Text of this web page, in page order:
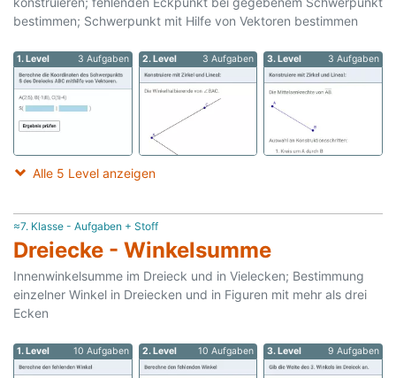
bestimmen; Schwerpunkt mit Hilfe von Vektoren bestimmen
1. Level 3 Aufgaben 2. Level 3 Aufgaben 3. Level 3 Aufgaben
Alle 5 Level anzeigen
≈7. Klasse - Aufgaben + Stoff
Dreiecke - Winkelsumme
Innenwinkelsumme im Dreieck und in Vielecken; Bestimmung
einzelner Winkel in Dreiecken und in Figuren mit mehr als drei
Ecken
1. Level 10 Aufgaben 2. Level 10 Aufgaben 3. Level 9 Aufgaben